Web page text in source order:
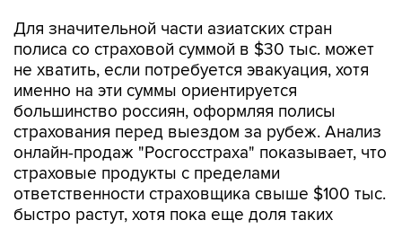
Для значительной части азиатских стран
полиса со страховой суммой в $30 тыс. может
не хватить, если потребуется эвакуация, хотя
именно на эти суммы ориентируется
большинство россиян, оформляя полисы
страхования перед выездом за рубеж. Анализ
онлайн-продаж "Росгосстраха" показывает, что
страховые продукты с пределами
ответственности страховщика свыше $100 тыс.
быстро растут, хотя пока еще доля таких